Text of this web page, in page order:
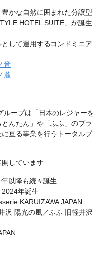
かな自然に囲まれた分譲型
HOTEL SUITE」が誕生
して運用するコンドミニア
音
麓
ループは「日本のレジャーを
んたん」や「ふふ」のブラ
亘る事業を行うトータルプ
しています
以降も続々誕生
年誕生
KARUIZAWA JAPAN
沢 陽光の風／ふふ 旧軽井沢